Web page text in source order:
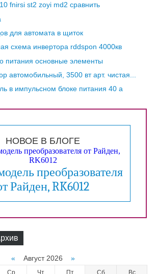
fnirsi st2 zoyi md2 сравнить
для автомата в щиток
схема инвертора rddspon 4000кв
питания основные элементы
автомобильный, 3500 вт арт. чистая...
в импульсном блоке питания 40 а
НОВОЕ В БЛОГЕ
преобразователя
Райден, RK6012
« Август 2026 »